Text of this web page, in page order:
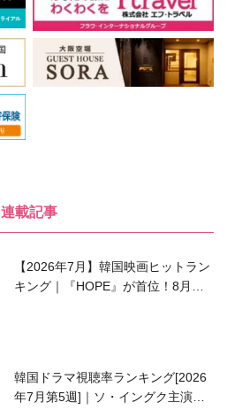
連載記事
【2026年7月】韓国映画ヒットラン
キング｜『HOPE』が首位！8月公
韓国ドラマ視聴率ランキング[2026
年7月第5週]｜ソ・イングク主演の